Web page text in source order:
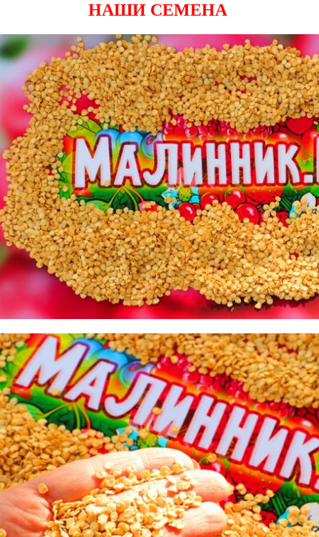
НАШИ СЕМЕНА